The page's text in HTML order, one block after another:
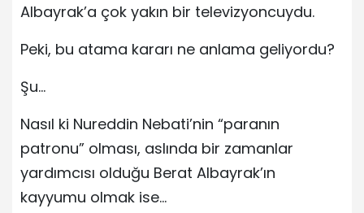
Albayrak’a çok yakın bir televizyoncuydu.
Peki, bu atama kararı ne anlama geliyordu?
Şu…
Nasıl ki Nureddin Nebati’nin “paranın
patronu” olması, aslında bir zamanlar
yardımcısı olduğu Berat Albayrak’ın
kayyumu olmak ise…